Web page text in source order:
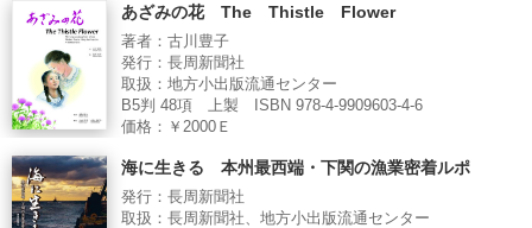
あざみの花 The Thistle Flower
著者：古川豊子
発行：長周新聞社
取扱：地方小出版流通センター
B5判 48項 上製 ISBN 978-4-9909603-4-6
価格：￥2000Ｅ
海に生きる 本州最西端・下関の漁業密着ルポ
発行：長周新聞社
取扱：長周新聞社、地方小出版流通センター